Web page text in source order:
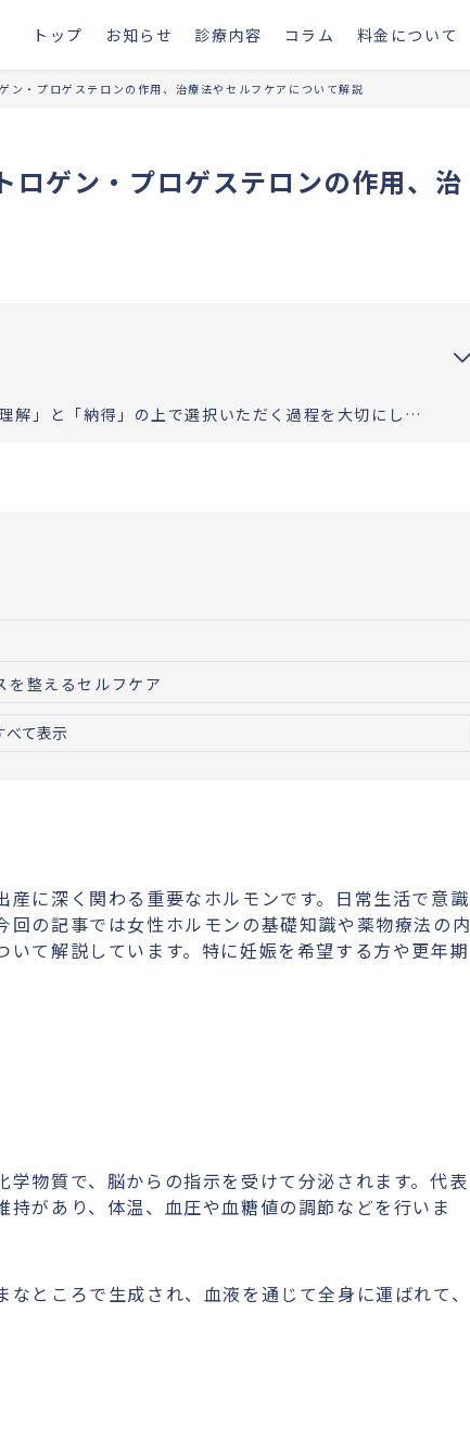
トップ お知らせ 診療内容 コラム 料金について
ン・プロゲステロンの作用、治療法やセルフケアについて解説
ロゲン・プロゲステロンの作用、治
お二人の道のりが明るく照らされるよう「理解」と「納得」の上で選択いただく過程を大切にしています。エビデンスに基づいた高水準の医療提供により「幸せな家族計画の実現」をお手伝いさせていただきます。
を整えるセルフケア
べて表示
に深く関わる重要なホルモンです。日常生活で意識
の記事では女性ホルモンの基礎知識や薬物療法の内
て解説しています。特に妊娠を希望する方や更年期
物質で、脳からの指示を受けて分泌されます。代表
があり、体温、血圧や血糖値の調節などを行いま
ところで生成され、血液を通じて全身に運ばれて、